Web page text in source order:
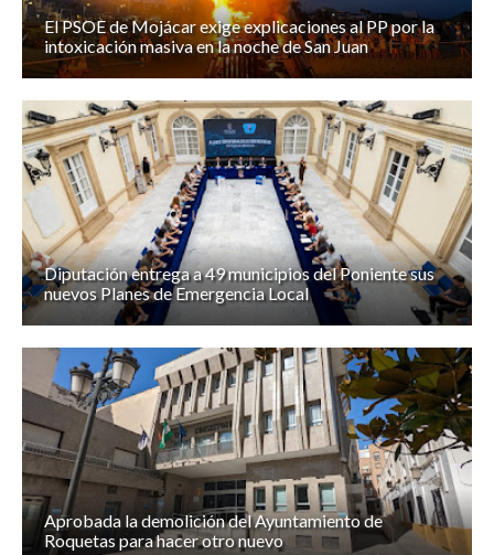
El PSOE de Mojácar exige explicaciones al PP por la
intoxicación masiva en la noche de San Juan
Diputación entrega a 49 municipios del Poniente sus
nuevos Planes de Emergencia Local
Aprobada la demolición del Ayuntamiento de
Roquetas para hacer otro nuevo